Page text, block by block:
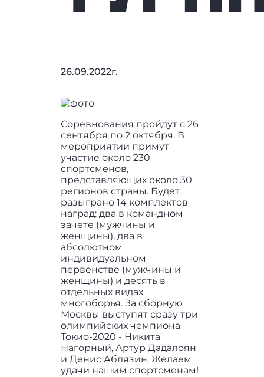
26.09.2022г.
Соревнования пройдут с 26
сентября по 2 октября. В
мероприятии примут
участие около 230
спортсменов,
представляющих около 30
регионов страны. Будет
разыграно 14 комплектов
наград: два в командном
зачете (мужчины и
женщины), два в
абсолютном
индивидуальном
первенстве (мужчины и
женщины) и десять в
отдельных видах
многоборья. За сборную
Москвы выступят сразу три
олимпийских чемпиона
Токио-2020 - Никита
Нагорный, Артур Дадалоян
и Денис Аблязин. Желаем
удачи нашим спортсменам!